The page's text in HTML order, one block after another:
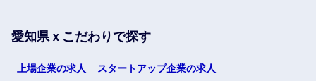
愛知県ｘこだわりで探す
上場企業の求人
スタートアップ企業の求人